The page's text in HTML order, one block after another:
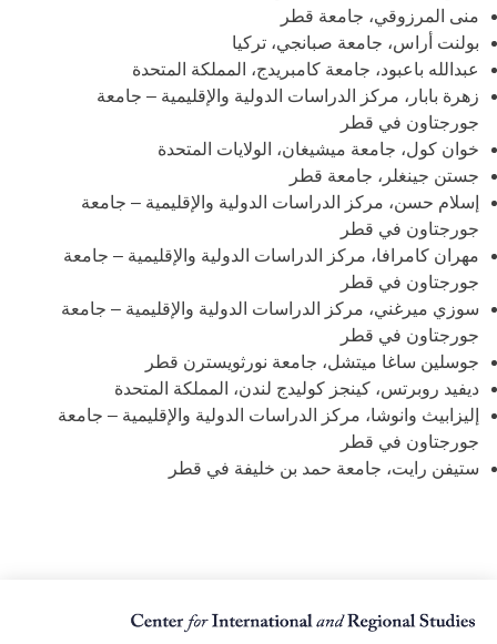
منى المرزوقي، جامعة قطر
بولنت أراس، جامعة صبانجي، تركيا
عبدالله باعبود، جامعة كامبريدج، المملكة المتحدة
زهرة بابار، مركز الدراسات الدولية والإقليمية – جامعة
جورجتاون في قطر
خوان كول، جامعة ميشيغان، الولايات المتحدة
جستن جينغلر، جامعة قطر
إسلام حسن، مركز الدراسات الدولية والإقليمية – جامعة
جورجتاون في قطر
مهران كامرافا، مركز الدراسات الدولية والإقليمية – جامعة
جورجتاون في قطر
سوزي ميرغني، مركز الدراسات الدولية والإقليمية – جامعة
جورجتاون في قطر
جوسلين ساغا ميتشل، جامعة نورثويسترن قطر
ديفيد روبرتس، كينجز كوليدج لندن، المملكة المتحدة
إليزابيث وانوشا، مركز الدراسات الدولية والإقليمية – جامعة
جورجتاون في قطر
ستيفن رايت، جامعة حمد بن خليفة في قطر